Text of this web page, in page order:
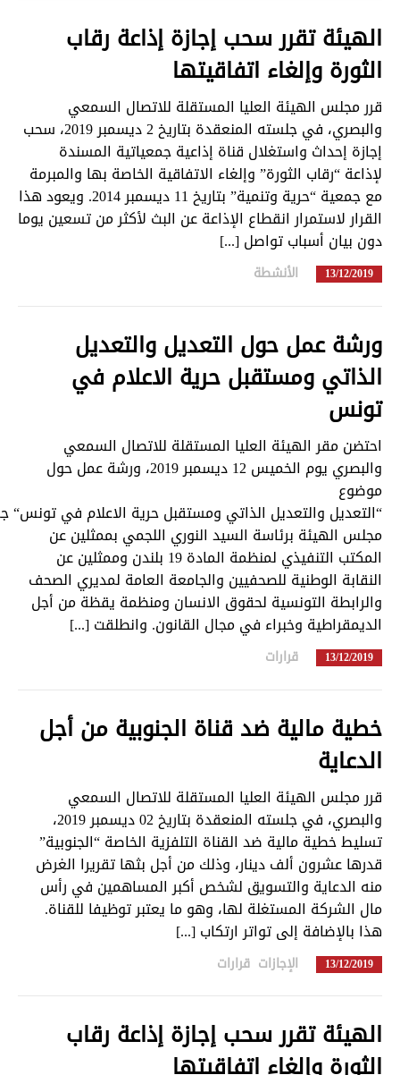
الهيئة تقرر سحب إجازة إذاعة رقاب
الثورة وإلغاء اتفاقيتها
قرر مجلس الهيئة العليا المستقلة للاتصال السمعي
والبصري، في جلسته المنعقدة بتاريخ 2 ديسمبر 2019، سحب
إجازة إحداث واستغلال قناة إذاعية جمعياتية المسندة
لإذاعة “رقاب الثورة” وإلغاء الاتفاقية الخاصة بها والمبرمة
مع جمعية “حرية وتنمية” بتاريخ 11 ديسمبر 2014. ويعود هذا
القرار لاستمرار انقطاع الإذاعة عن البث لأكثر من تسعين يوما
دون بيان أسباب تواصل [...]
13/12/2019 الأنشطة
ورشة عمل حول التعديل والتعديل
الذاتي ومستقبل حرية الاعلام في
تونس
احتضن مقر الهيئة العليا المستقلة للاتصال السمعي
والبصري يوم الخميس 12 ديسمبر 2019، ورشة عمل حول
موضوع
“التعديل والتعديل الذاتي ومستقبل حرية الاعلام في تونس“
مجلس الهيئة برئاسة السيد النوري اللجمي بممثلين عن
المكتب التنفيذي لمنظمة المادة 19 بلندن وممثلين عن
النقابة الوطنية للصحفيين والجامعة العامة لمديري الصحف
والرابطة التونسية لحقوق الانسان ومنظمة يقظة من أجل
الديمقراطية وخبراء في مجال القانون. وانطلقت [...]
13/12/2019 قرارات
خطية مالية ضد قناة الجنوبية من أجل
الدعاية
قرر مجلس الهيئة العليا المستقلة للاتصال السمعي
والبصري، في جلسته المنعقدة بتاريخ 02 ديسمبر 2019،
تسليط خطية مالية ضد القناة التلفزية الخاصة “الجنوبية”
قدرها عشرون ألف دينار، وذلك من أجل بثها تقريرا الغرض
منه الدعاية والتسويق لشخص أكبر المساهمين في رأس
مال الشركة المستغلة لها، وهو ما يعتبر توظيفا للقناة.
هذا بالإضافة إلى تواتر ارتكاب [...]
13/12/2019 الإجازات قرارات
الهيئة تقرر سحب إجازة إذاعة رقاب